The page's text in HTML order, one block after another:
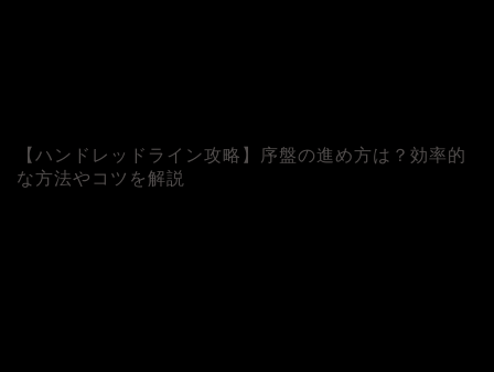
【ハンドレッドライン攻略】序盤の進め方は？効率的
な方法やコツを解説